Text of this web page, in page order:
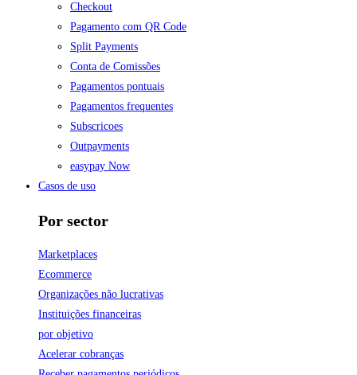
Checkout
Pagamento com QR Code
Split Payments
Conta de Comissões
Pagamentos pontuais
Pagamentos frequentes
Subscricoes
Outpayments
easypay Now
Casos de uso
Por sector
Marketplaces
Ecommerce
Organizações não lucrativas
Instituições financeiras
por objetivo
Acelerar cobranças